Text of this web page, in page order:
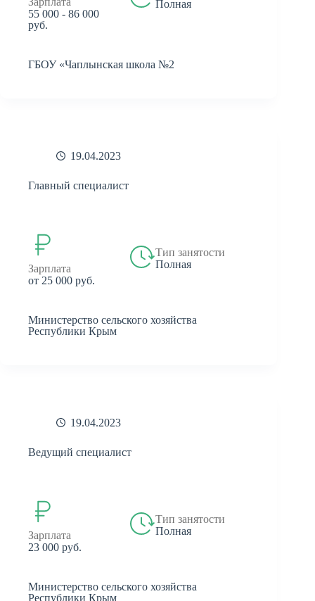
55 000 - 86 000
руб.
Полная
ГБОУ «Чаплынская школа №2
19.04.2023
Главный специалист
Зарплата
от 25 000 руб.
Тип занятости
Полная
Министерство сельского хозяйства
Республики Крым
19.04.2023
Ведущий специалист
Зарплата
23 000 руб.
Тип занятости
Полная
Министерство сельского хозяйства
Республики Крым